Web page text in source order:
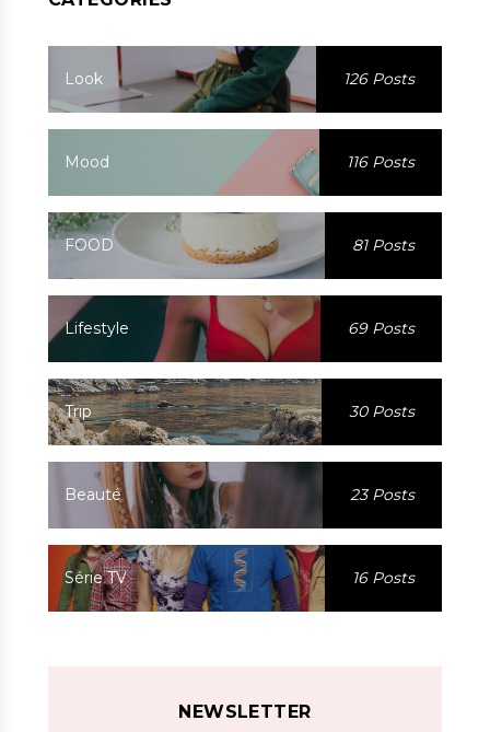
Look 126 Posts
Mood 116 Posts
FOOD 81 Posts
Lifestyle 69 Posts
Trip 30 Posts
Beauté 23 Posts
Série TV 16 Posts
NEWSLETTER